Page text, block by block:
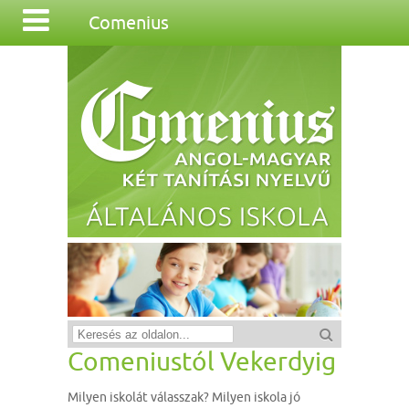
Comenius
Comeniustól Vekerdyig
Milyen iskolát válasszak? Milyen iskola jó